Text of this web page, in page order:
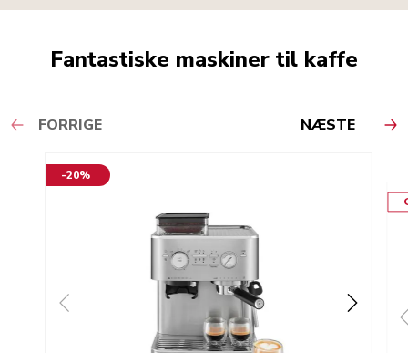
Fantastiske maskiner til kaffe
FORRIGE NÆSTE
-20%